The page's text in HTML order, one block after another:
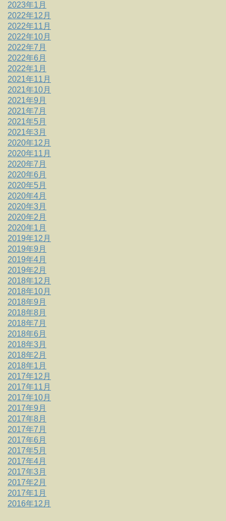
2023年1月
2022年12月
2022年11月
2022年10月
2022年7月
2022年6月
2022年1月
2021年11月
2021年10月
2021年9月
2021年7月
2021年5月
2021年3月
2020年12月
2020年11月
2020年7月
2020年6月
2020年5月
2020年4月
2020年3月
2020年2月
2020年1月
2019年12月
2019年9月
2019年4月
2019年2月
2018年12月
2018年10月
2018年9月
2018年8月
2018年7月
2018年6月
2018年3月
2018年2月
2018年1月
2017年12月
2017年11月
2017年10月
2017年9月
2017年8月
2017年7月
2017年6月
2017年5月
2017年4月
2017年3月
2017年2月
2017年1月
2016年12月